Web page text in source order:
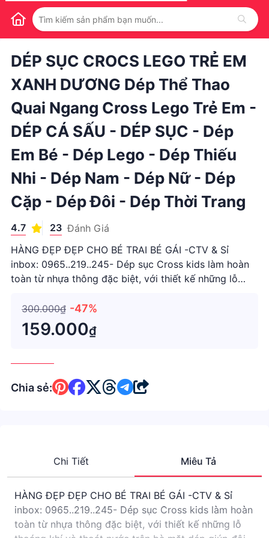
1 / 1
DÉP SỤC CROCS LEGO TRẺ EM
XANH DƯƠNG Dép Thể Thao
Quai Ngang Cross Lego Trẻ Em -
DÉP CÁ SẤU - DÉP SỤC - Dép
Em Bé - Dép Lego - Dép Thiếu
Nhi - Dép Nam - Dép Nữ - Dép
Cặp - Dép Đôi - Dép Thời Trang
4.7 23 Đánh Giá
HÀNG ĐẸP ĐẸP CHO BÉ TRAI BÉ GÁI -CTV & Sỉ
inbox: 0965..219..245- Dép sục Cross kids làm hoàn
toàn từ nhựa thông đặc biệt, với thiết kế những lỗ
chân luôn thoáng mát, không tạo mùi
300.000₫ -47%
159.000₫
Chia sẻ:
Chi Tiết Miêu Tả
HÀNG ĐẸP ĐẸP CHO BÉ TRAI BÉ GÁI -CTV & Sỉ
inbox: 0965..219..245- Dép sục Cross kids làm hoàn
toàn từ nhựa thông đặc biệt, với thiết kế những lỗ